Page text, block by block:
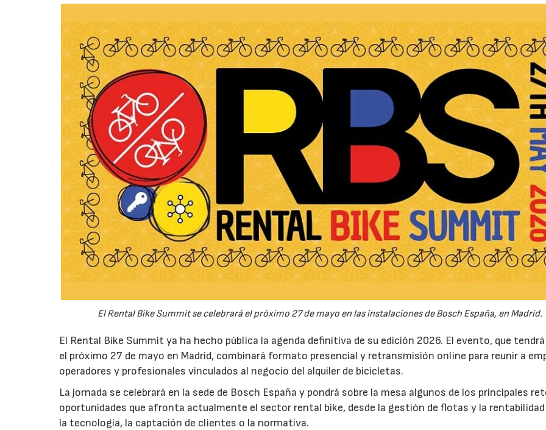
El Rental Bike Summit se celebrará el próximo 27 de mayo en las instalaciones de Bosch España, en Madrid.
El Rental Bike Summit ya ha hecho pública la agenda definitiva de su edición 2026. El evento, que
el próximo 27 de mayo en Madrid, combinará formato presencial y retransmisión online para reunir a
operadores y profesionales vinculados al negocio del alquiler de bicicletas.
La jornada se celebrará en la sede de Bosch España y pondrá sobre la mesa algunos de los principales
oportunidades que afronta actualmente el sector rental bike, desde la gestión de flotas y la
la tecnología, la captación de clientes o la normativa.